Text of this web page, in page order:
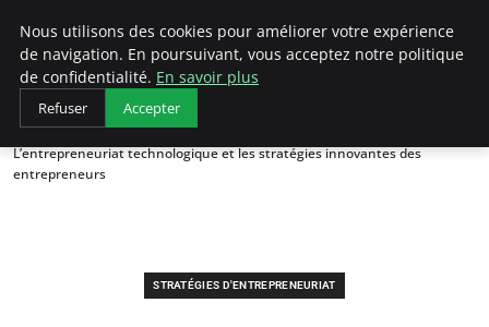
LECFCM
Accueil
Stratégies d'entrepreneuriat
L’entrepreneuriat technologique et les stratégies innovantes des
entrepreneurs
STRATÉGIES D'ENTREPRENEURIAT
Nous utilisons des cookies pour améliorer votre expérience
de navigation. En poursuivant, vous acceptez notre politique
de confidentialité. En savoir plus
Refuser Accepter